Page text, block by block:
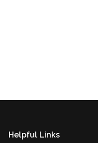
Helpful Links